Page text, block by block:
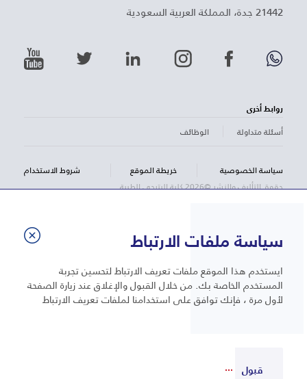
21442 جدة، المملكة العربية السعودية
روابط أخرى
أسئلة متداولة
الوظائف
سياسة الخصوصية خريطة الموقع
شروط الاستخدام
حقوق التأليف والنشر ©2026 كلية البترجي الطبية
سياسة ملفات الارتباط
ايستخدم هذا الموقع ملفات تعريف الارتباط لتحسين تجربة
المستخدم الخاصة بك. من خلال القبول والإغلاق عند زيارة الصفحة
لأول مرة ، فإنك توافق على استخدامنا لملفات تعريف الارتباط
قبول